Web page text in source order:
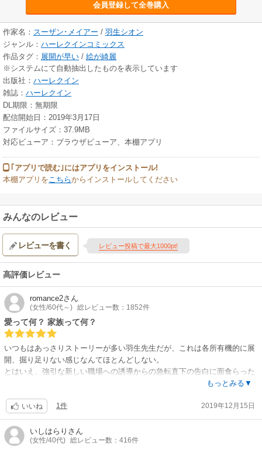
会員登録して全巻購入
作家名： スーザン･メイアー / 羽生シオン
ジャンル： ハーレクインコミックス
作品タグ： 展開が早い / 絵が綺麗
※システムにて自動抽出したものを表示しています
出版社： ハーレクイン
雑誌： ハーレクイン
DL期限：無期限
配信開始日：2019年3月17日
ファイルサイズ：37.9MB
対応ビューア：ブラウザビューア、本棚アプリ
｢アプリで読む｣にはアプリをインストール!
本棚アプリをこちらからインストールしてください
みんなのレビュー
レビューを書く レビュー投稿で最大1000pt!
高評価レビュー
romance2さん
(女性/60代～) 総レビュー数：1852件
愛って何？ 家族って何？
いつもはあっさりストーリーが多い羽生先生だが、これは各所有機的に展
開、掘り足りない感じなんてほとんどしない。
とはいえ、強引な新しい職場への誘導からの急転直下の告白に面食らった
のだが。家族とは強い味方なのだと感じさせる、定石通りだがナチュラル
ストーリーの進行に力が行ってしまったからか、印象的な絵はピンポイン
ト的。いつもならかなり幾つかあったら気がするのに。しかし、NYの町や
バルトロッチ氏邸宅など、雰囲気ある絵がやはり上手く差し挟まれてる。
もっとみる▼
いいね 1件 2019年12月15日
いしはらり さん
(女性/40代) 総レビュー数：416件